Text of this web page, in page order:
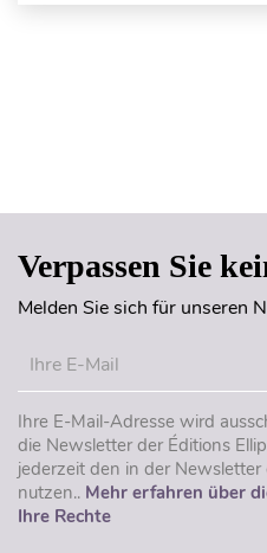
Verpassen Sie
Melden Sie sich für unseren
Ihre E-Mail-Adresse wird
die Newsletter der Éditions
jederzeit den in der
nutzen.. Mehr erfahren über
Ihre Rechte